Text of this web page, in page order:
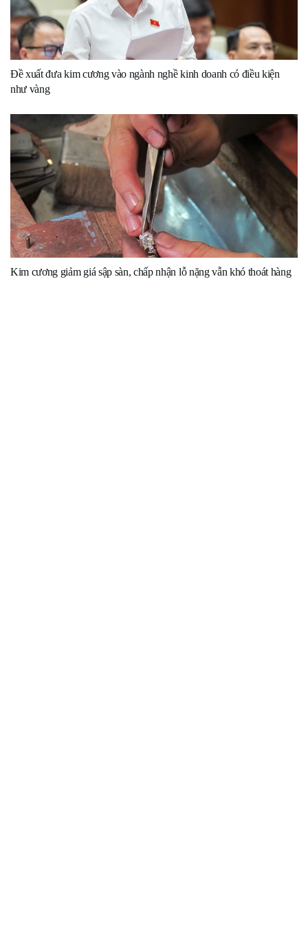
Đề xuất đưa kim cương vào ngành nghề kinh doanh có điều kiện
như vàng
Kim cương giảm giá sập sàn, chấp nhận lỗ nặng vẫn khó thoát hàng